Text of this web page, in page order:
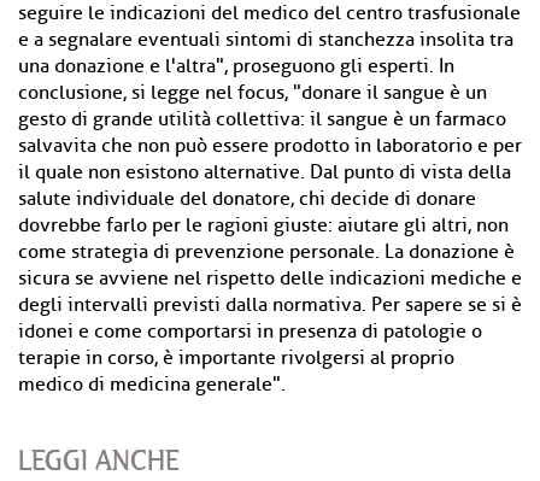
seguire le indicazioni del medico del centro trasfusionale
e a segnalare eventuali sintomi di stanchezza insolita tra
una donazione e l'altra", proseguono gli esperti. In
conclusione, si legge nel focus, "donare il sangue è un
gesto di grande utilità collettiva: il sangue è un farmaco
salvavita che non può essere prodotto in laboratorio e per
il quale non esistono alternative. Dal punto di vista della
salute individuale del donatore, chi decide di donare
dovrebbe farlo per le ragioni giuste: aiutare gli altri, non
come strategia di prevenzione personale. La donazione è
sicura se avviene nel rispetto delle indicazioni mediche e
degli intervalli previsti dalla normativa. Per sapere se si è
idonei e come comportarsi in presenza di patologie o
terapie in corso, è importante rivolgersi al proprio
medico di medicina generale".
LEGGI ANCHE